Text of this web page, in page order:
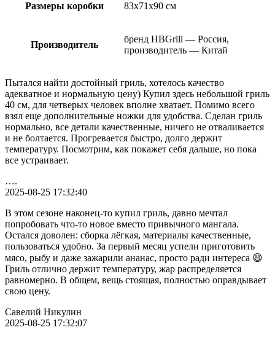
Размеры коробки 83х71х90 см
Производитель
бренд HBGrill — Россия,
производитель — Китай
Пытался найти достойный гриль, хотелось качество
адекватное и нормальную цену) Купил здесь небольшой гриль
40 см, для четверых человек вполне хватает. Помимо всего
взял еще дополнительные ножки для удобства. Сделан гриль
нормально, все детали качественные, ничего не отваливается
и не болтается. Прогревается быстро, долго держит
температуру. Посмотрим, как покажет себя дальше, но пока
все устраивает.
….
2025-08-25 17:32:40
В этом сезоне наконец-то купил гриль, давно мечтал
попробовать что-то новое вместо привычного мангала.
Остался доволен: сборка лёгкая, материалы качественные,
пользоваться удобно. За первый месяц успели приготовить
мясо, рыбу и даже зажарили ананас, просто ради интереса 😄
Гриль отлично держит температуру, жар распределяется
равномерно. В общем, вещь стоящая, полностью оправдывает
свою цену.
Савелий Никулин
2025-08-25 17:32:07